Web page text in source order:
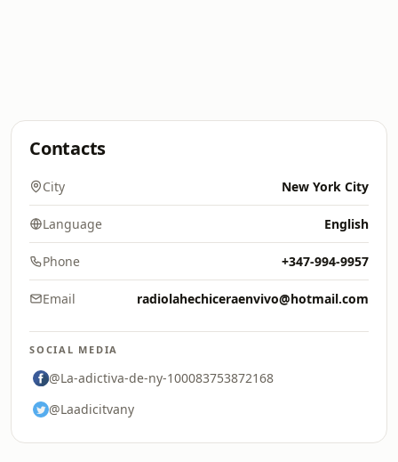
Contacts
City New York City
Language English
Phone +347-994-9957
Email radiolahechiceraenvivo@hotmail.com
SOCIAL MEDIA
@La-adictiva-de-ny-100083753872168
@Laadicitvany